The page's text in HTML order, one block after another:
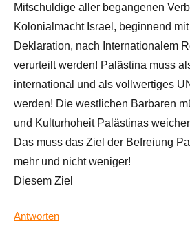
Mitschuldige aller begangenen
Kolonialmacht Israel, beginnend
Deklaration, nach Internationalem
verurteilt werden! Palästina muss
international und als vollwertiges
werden! Die westlichen Barbaren
und Kulturhoheit Palästinas
Das muss das Ziel der Befreiung
mehr und nicht weniger!
Diesem Ziel
Antworten